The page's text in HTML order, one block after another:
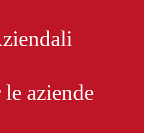
aziende